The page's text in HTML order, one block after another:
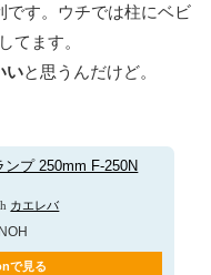
です。ウチでは柱にベビ
てます。
いと思うんだけど。
プ 250mm F-250N
カエレバ
で見る